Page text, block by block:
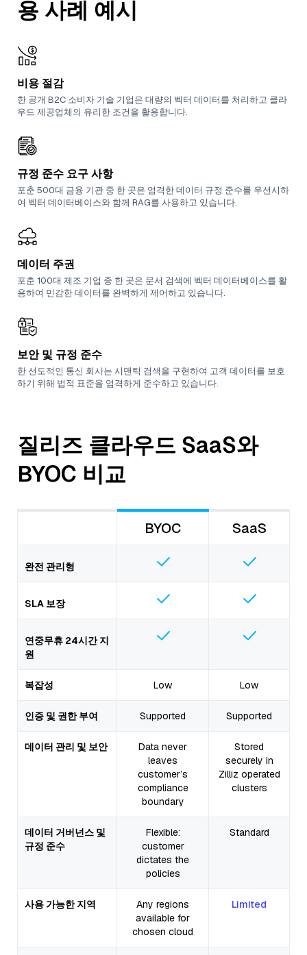
용 사례 예시
비용 절감
한 공개 B2C 소비자 기술 기업은 대량의 벡터 데이터를 처리하고 클라
우드 제공업체의 유리한 조건을 활용합니다.
규정 준수 요구 사항
포춘 500대 금융 기관 중 한 곳은 엄격한 데이터 규정 준수를 우선시하
여 벡터 데이터베이스와 함께 RAG를 사용하고 있습니다.
데이터 주권
포춘 100대 제조 기업 중 한 곳은 문서 검색에 벡터 데이터베이스를 활
용하여 민감한 데이터를 완벽하게 제어하고 있습니다.
보안 및 규정 준수
한 선도적인 통신 회사는 시맨틱 검색을 구현하여 고객 데이터를 보호
하기 위해 법적 표준을 엄격하게 준수하고 있습니다.
질리즈 클라우드 SaaS와
BYOC 비교
BYOC SaaS
완전 관리형
SLA 보장
연중무휴 24시간 지
원
복잡성 Low Low
인증 및 권한 부여 Supported Supported
데이터 관리 및 보안
Data never
leaves
customer’s
compliance
boundary
Stored
securely in
Zilliz operated
clusters
데이터 거버넌스 및
규정 준수
Flexible:
customer
dictates the
policies
Standard
사용 가능한 지역
Any regions
available for
chosen cloud
Limited